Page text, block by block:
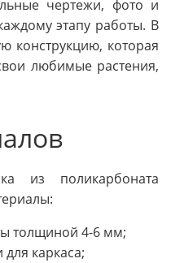
чертежи, фото и
этапу работы. В
конструкцию, которая
любимые растения,
из поликарбоната
толщиной 4-6 мм;
каркаса;